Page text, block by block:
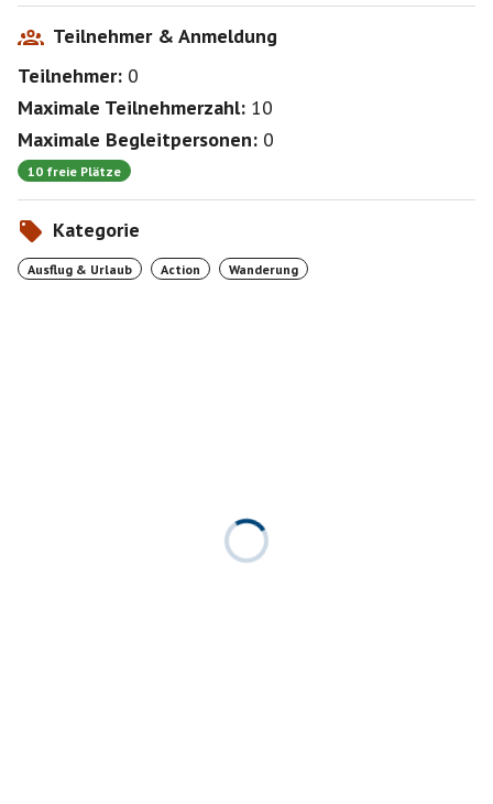
Teilnehmer & Anmeldung
Teilnehmer: 0
Maximale Teilnehmerzahl: 10
Maximale Begleitpersonen: 0
10 freie Plätze
Kategorie
Ausflug & Urlaub Action Wanderung